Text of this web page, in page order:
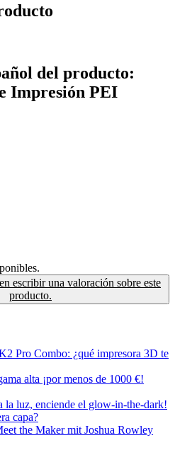
del producto:
Impresión PEI
escribir una valoración sobre este
producto.
Pro Combo: ¿qué impresora 3D te
alta ¡por menos de 1000 €!
la luz, enciende el glow-in-the-dark!
capa?
the Maker mit Joshua Rowley